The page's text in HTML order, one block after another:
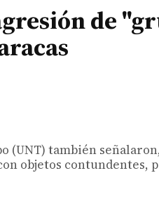
de
(UNT) también
objetos contundentes,